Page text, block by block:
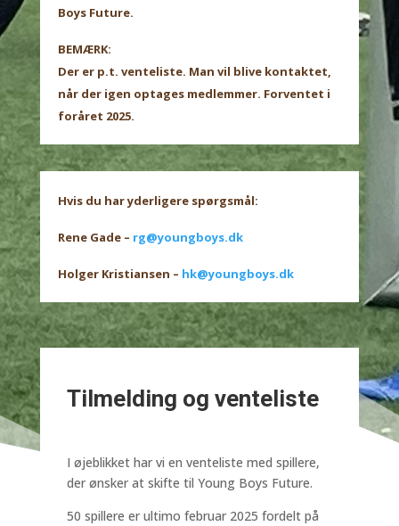
Boys Future.
BEMÆRK:
Der er p.t. venteliste. Man vil blive kontaktet,
når der igen optages medlemmer. Forventet i
foråret 2025.
Hvis du har yderligere spørgsmål:
Rene Gade – rg@youngboys.dk
Holger Kristiansen – hk@youngboys.dk
Tilmelding og venteliste
I øjeblikket har vi en venteliste med spillere,
der ønsker at skifte til Young Boys Future.
50 spillere er ultimo februar 2025 fordelt på